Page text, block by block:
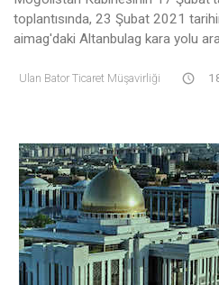
toplantısında, 23 Şubat 2021
aimag'daki Altanbulag kara yolu araç
Ulan Bator Ticaret Müşavirliği